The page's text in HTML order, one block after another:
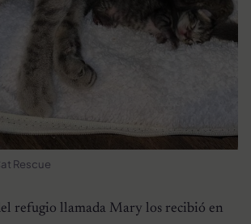
Rescue
refugio llamada Mary los recibió en